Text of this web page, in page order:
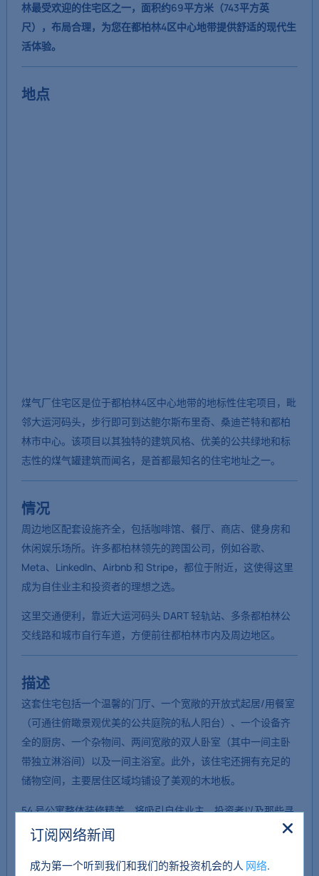
林最受欢迎的住宅区之一，面积约69平方米（743平方英
尺），布局合理，为您在都柏林4区中心地带提供舒适的现代生
活体验。
地点
煤气厂住宅区是位于都柏林4区中心地带的地标性住宅项目，毗
邻大运河码头，步行即可到达鲍尔斯布里奇、桑迪芒特和都柏
林市中心。该项目以其独特的建筑风格、优美的公共绿地和标
志性的煤气罐建筑而闻名，是首都最知名的住宅地址之一。
情况
周边地区配套设施齐全，包括咖啡馆、餐厅、商店、健身房和
休闲娱乐场所。许多都柏林领先的跨国公司，例如谷歌、
Meta、LinkedIn、Airbnb 和 Stripe，都位于附近，这使得这里
成为自住业主和投资者的理想之选。
这里交通便利，靠近大运河码头 DART 轻轨站、多条都柏林公
交线路和城市自行车道，方便前往都柏林市内及周边地区。
描述
这套住宅包括一个温馨的门厅、一个宽敞的开放式起居/用餐室
（可通往俯瞰景观优美的公共庭院的私人阳台）、一个设备齐
全的厨房、一个杂物间、两间宽敞的双人卧室（其中一间主卧
带独立淋浴间）以及一间主浴室。此外，该住宅还拥有充足的
储物空间，主要居住区域均铺设了美观的木地板。
54 号公寓整体装修精美，将吸引自住业主、投资者以及那些寻
求位置便利的城市住宅的人士。
BER：B3
订阅网络新闻
成为第一个听到我们和我们的新投资机会的人 网络.